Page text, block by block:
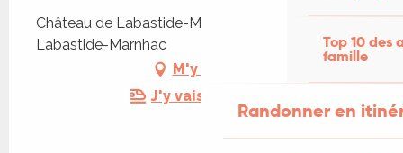
Top 10 des
famille
Randonner en
Château de Labastide-Marnhac, 46090
Labastide-Marnhac
M'y rendre
J'y vais en train !